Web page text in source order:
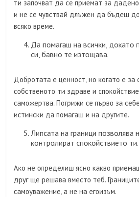
ти започват да се приемат за
и не се чувствай длъжен да бъдеш
всяко време.
Да помагаш на всички, докато
си, бавно те изтощава.
Добротата е ценност, но когато е за
собственото ти здраве и
саможертва. Погрижи се първо за
истински да помагаш и на другите.
Липсата на граници позволява
контролират спокойствието ти.
Ако не определиш ясно какво
друг ще решава вместо теб.
самоуважение, а не на егоизъм.